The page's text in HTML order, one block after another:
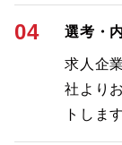
04 選考・
求人企
社より
トしま